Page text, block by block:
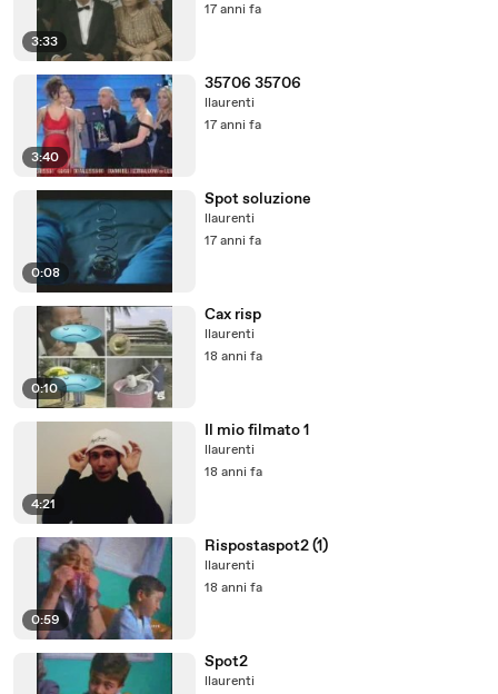
3:33
17 anni fa
3:40
35706 35706
llaurenti
17 anni fa
0:08
Spot soluzione
llaurenti
17 anni fa
0:10
Cax risp
llaurenti
18 anni fa
4:21
Il mio filmato 1
llaurenti
18 anni fa
0:59
Rispostaspot2 (1)
llaurenti
18 anni fa
Spot2
llaurenti